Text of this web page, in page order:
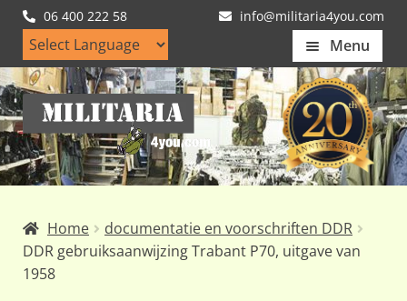
06 400 222 58 info@militaria4you.com
Menu
Home
Artikelen
Nieuws
Klantfotos
Ga
door
naar
navigatie
Ga
naar
de
inhoud
Home
documentatie en voorschriften DDR
DDR gebruiksaanwijzing Trabant P70, uitgave van
1958